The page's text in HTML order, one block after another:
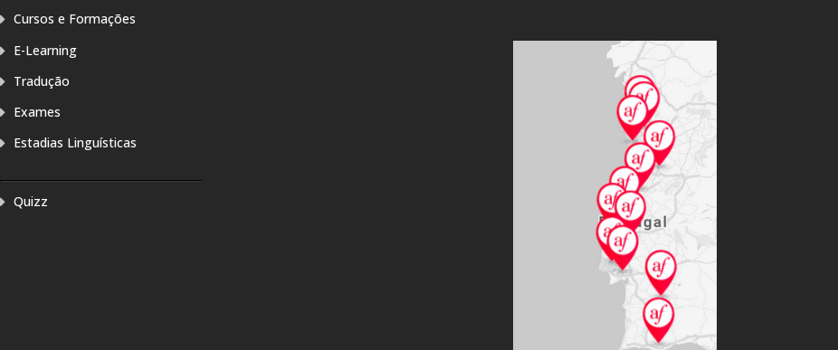
Cursos e Formações
E-Learning
Tradução
Exames
Estadias Linguísticas
Quizz